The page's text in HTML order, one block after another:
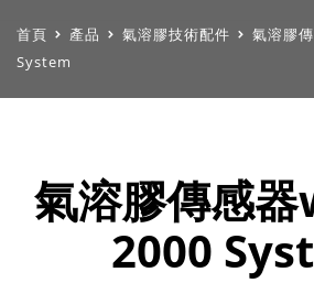
首頁 產品 氣溶膠技術配件
氣溶膠
System
氣溶膠傳感
2000